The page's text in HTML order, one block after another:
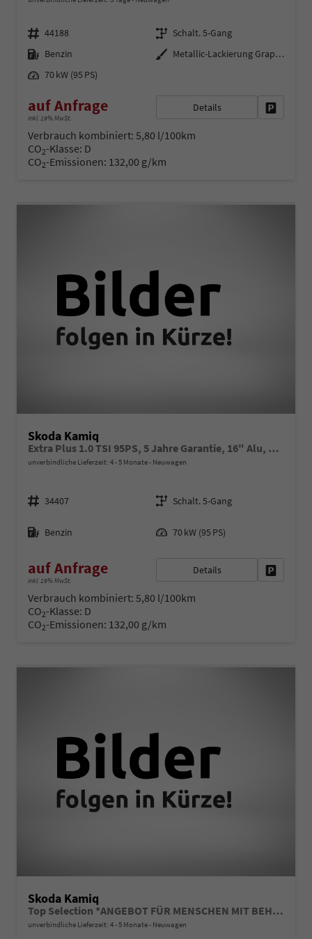
Fahrzeugnr. 44188 Getriebe Schalt. 5-Gang
Kraftstoff Benzin Außenfarbe
Metallic-Lackierung Graphit-Grau
Leistung 70 kW (95 PS)
auf Anfrage
inkl. 19% MwSt.
Details
Verbrauch kombiniert: 5,80 l/100km
CO2-Klasse: D
CO2-Emissionen: 132,00 g/km
Skoda Kamiq
Extra Plus 1.0 TSI 95PS, 5 Jahre Garantie, 16" Alu, Kessy, Alarm, Parksensoren vo/hi, Rückfahrkamera, Climatronic, Radio 8" + SmartLink, Sitzheizung, Tempomat, M-Lederlenkrad beheizt, Armlehne, NSW, SunSet, Virtual Cockpit
unverbindliche Lieferzeit: 4 - 5 Monate Neuwagen
Fahrzeugnr.
34407
Getriebe
Schalt. 5-Gang
Kraftstoff
Benzin 70 kW (95 PS)
auf Anfrage
inkl. 19% MwSt.
Details
Verbrauch kombiniert: 5,80 l/100km
CO2-Klasse: D
CO2-Emissionen: 132,00 g/km
Skoda Kamiq
Top Selection *ANGEBOT FÜR MENSCHEN MIT BEHINDERUNG AB 50%! 1.0 TSI 115PS, 16"-Leichtmetallräder, Climatronic, Sitzheizung, Parksensoren hinten, SunSet, LED-Scheinwerfer, Tempomat, Infotainment 8", SmartLink (Navi-Funktion über Smartphone), M-Lederlenkrad beheizt, V
unverbindliche Lieferzeit: 4 - 5 Monate Neuwagen